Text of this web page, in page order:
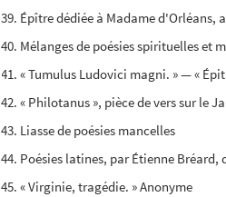
39. Épître dédiée à Madame d'Orléans,
40. Mélanges de poésies spirituelles et
41. « Tumulus Ludovici magni. » — «
42. « Philotanus », pièce de vers sur le
43. Liasse de poésies mancelles
44. Poésies latines, par Étienne Bréard,
45. « Virginie, tragédie. » Anonyme